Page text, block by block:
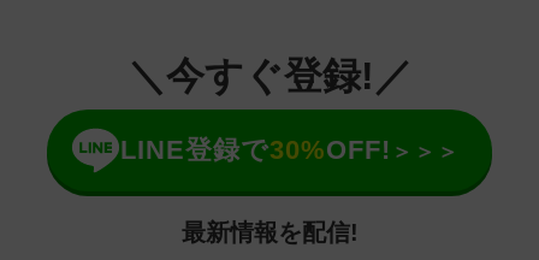
＼今すぐ登録!／
LINE登録で30%OFF! ＞＞＞
最新情報を配信!